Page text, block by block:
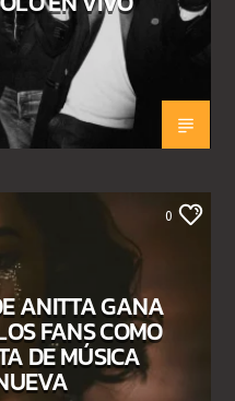
0
ANITTA GANA
FANS COMO
DE MÚSICA